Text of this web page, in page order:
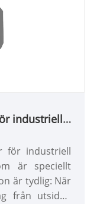
industriell
för industriell
är speciellt
är tydlig: När
från utsidan